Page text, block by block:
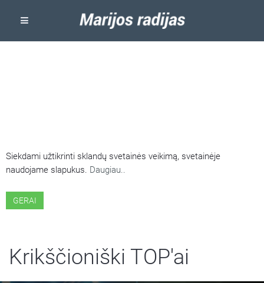
Siekdami užtikrinti sklandų svetainės veikimą, svetainėje
naudojame slapukus. Daugiau..
GERAI
Krikščioniški TOP'ai